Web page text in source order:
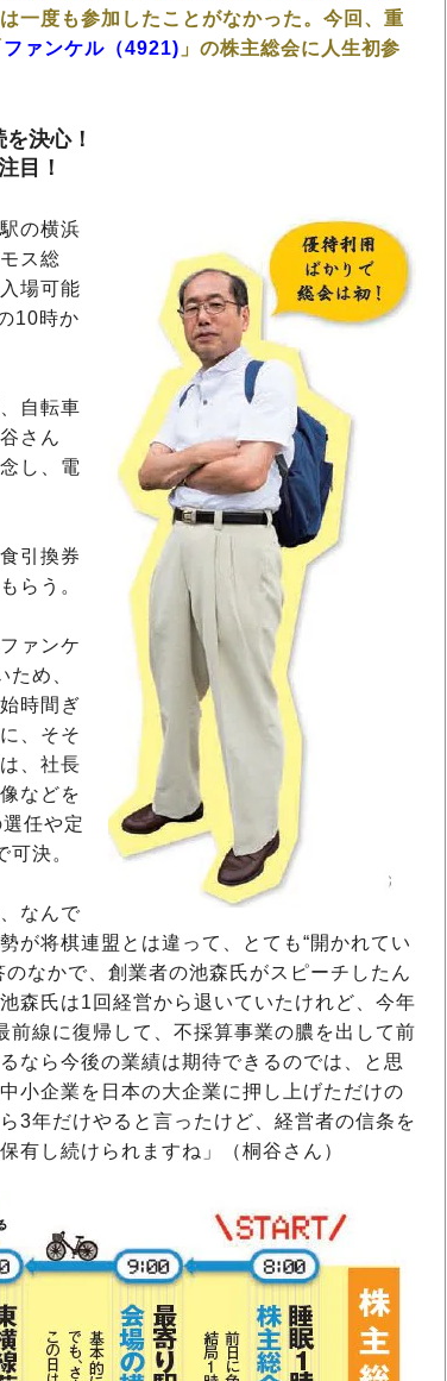
一度も参加したことがなかった。今回、重
ファンケル（4921) 」の株主総会に人生初参
決心！
目！
の横浜
ス総
場可能
10時か
自転車
さん
し、電
引換券
らう。
ァンケ
め、
時間ぎ
、そそ
、社長
などを
任や定
決。
なんで
が将棋連盟とは違って、とても“開かれてい
なかで、創業者の池森氏がスピーチしたん
森氏は1回経営から退いていたけれど、今年
前線に復帰して、不採算事業の膿を出して前
なら今後の業績は期待できるのでは、と思
小企業を日本の大企業に押し上げただけの
3年だけやると言ったけど、経営者の信条を
有し続けられますね」（桐谷さん）